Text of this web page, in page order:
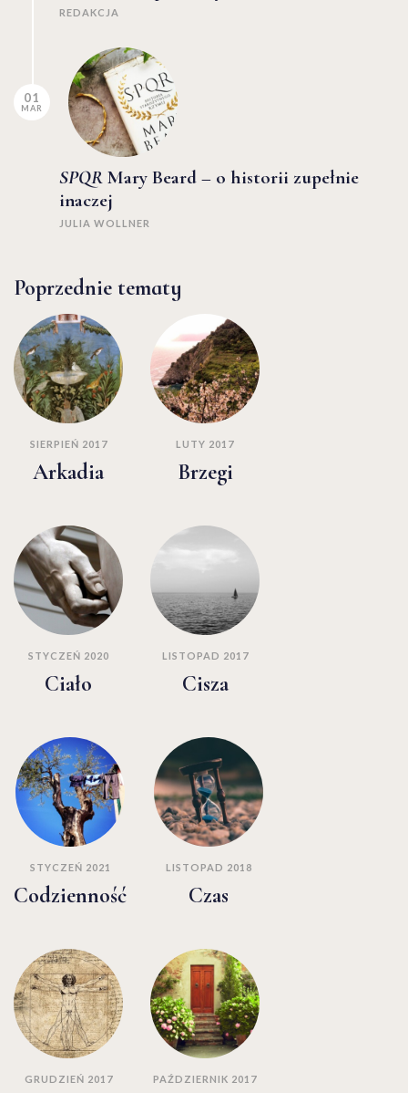
REDAKCJA
01
MAR
SPQR Mary Beard – o historii zupełnie
inaczej
JULIA WOLLNER
Poprzednie tematy
SIERPIEŃ 2017
Arkadia
LUTY 2017
Brzegi
STYCZEŃ 2020
Ciało
LISTOPAD 2017
Cisza
STYCZEŃ 2021
Codzienność
LISTOPAD 2018
Czas
GRUDZIEŃ 2017 PAŹDZIERNIK 2017